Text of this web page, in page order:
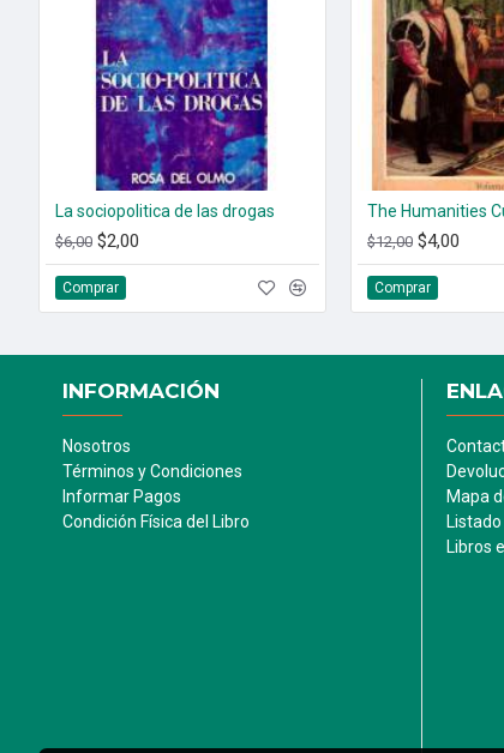
La sociopolitica de las drogas
$6,00 $2,00
Comprar
$12,00 $4,00
Comprar
INFORMACIÓN
Nosotros
Términos y Condiciones
Informar Pagos
Condición Física del Libro
Mapa
Libros